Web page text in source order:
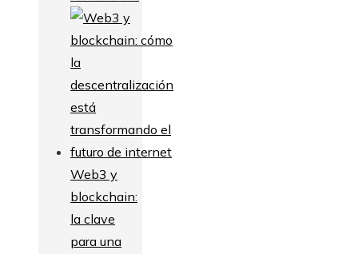
Web3 y
blockchain:
la clave
para una